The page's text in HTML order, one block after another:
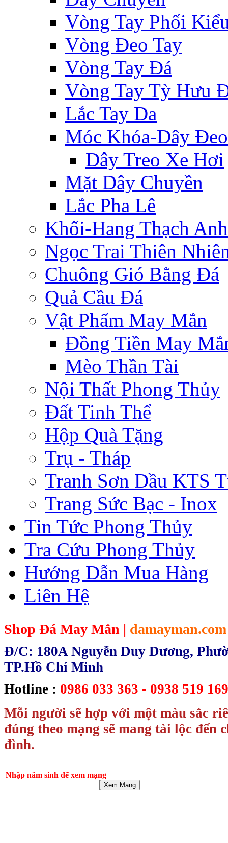
Vòng Tay Phối
Vòng Đeo Tay
Vòng Tay Đá
Vòng Tay Tỳ Hưu
Lắc Tay Da
Móc Khóa-Dây Đeo
Dây Treo Xe Hơi
Mặt Dây Chuyền
Lắc Pha Lê
Khối-Hang Thạch Anh
Ngọc Trai Thiên
Chuông Gió Bằng Đá
Quả Cầu Đá
Vật Phẩm May Mắn
Đồng Tiền May
Mèo Thần Tài
Nội Thất Phong Thủy
Đất Tinh Thể
Hộp Quà Tặng
Trụ - Tháp
Tranh Sơn Dầu KTS
Trang Sức Bạc - Inox
Tin Tức Phong Thủy
Tra Cứu Phong Thủy
Hướng Dẫn Mua Hàng
Liên Hệ
Shop Đá May Mắn | damayman.com
Đ/C: 180A Nguyễn Duy Dương,
TP.Hồ Chí Minh
Hotline : 0986 033 363 - 0938 519
Mỗi người sẽ hợp với một màu sắc
đúng theo mạng sẽ mang tài lộc đến
đình.
Nhập năm sinh để xem mạng
Xem Mạng